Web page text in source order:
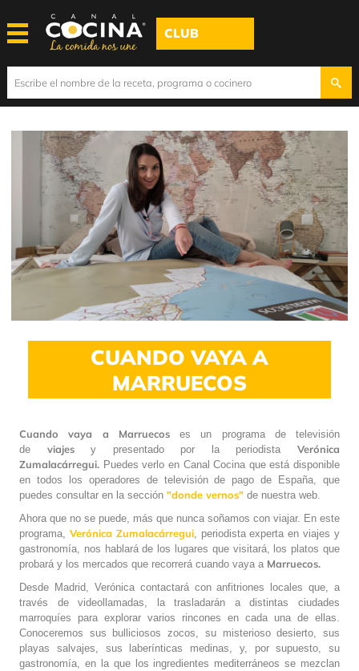
CLUB
CUANDO VAYA A
MARRUECOS
Cuando vaya a Marruecoses un programa de televisión
de viajesy presentado por la periodistaVerónica
Zumalacárregui. Puedes verlo en Canal Cocina que está disponible
en todos los operadores de televisión de pago de España, que
puedes consultar en la sección "donde vernos" de nuestra web.
Ahora que no se puede, más que nunca soñamos con viajar. En este
programa, Verónica Zumalacárregui, periodista experta en viajes y
gastronomía, nos hablará de los lugares que visitará, los platos que
probará y los mercados que recorrerá cuando vaya a Marruecos.
Desde Madrid, Verónica contactará con anfitriones locales que, a
través de videollamadas, la trasladarán a distintas ciudades
marroquíes para explorar varios rincones en cada una de ellas.
Conoceremos sus bulliciosos zocos, su misterioso desierto, sus
playas salvajes, sus laberínticas medinas, y, por supuesto, su
gastronomía, en la que los ingredientes mediterráneos se mezclan